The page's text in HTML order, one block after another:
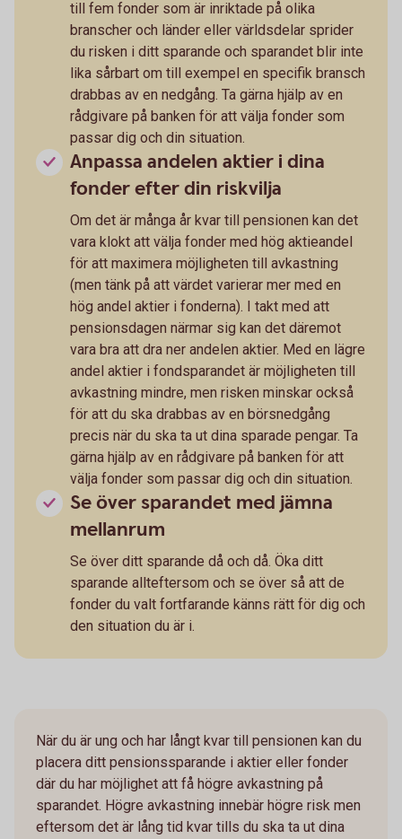
till fem fonder som är inriktade på olika
branscher och länder eller världsdelar sprider
du risken i ditt sparande och sparandet blir inte
lika sårbart om till exempel en specifik bransch
drabbas av en nedgång. Ta gärna hjälp av en
rådgivare på banken för att välja fonder som
passar dig och din situation.
Anpassa andelen aktier i dina
fonder efter din riskvilja
Om det är många år kvar till pensionen kan det
vara klokt att välja fonder med hög aktieandel
för att maximera möjligheten till avkastning
(men tänk på att värdet varierar mer med en
hög andel aktier i fonderna). I takt med att
pensionsdagen närmar sig kan det däremot
vara bra att dra ner andelen aktier. Med en lägre
andel aktier i fondsparandet är möjligheten till
avkastning mindre, men risken minskar också
för att du ska drabbas av en börsnedgång
precis när du ska ta ut dina sparade pengar. Ta
gärna hjälp av en rådgivare på banken för att
välja fonder som passar dig och din situation.
Se över sparandet med jämna
mellanrum
Se över ditt sparande då och då. Öka ditt
sparande allteftersom och se över så att de
fonder du valt fortfarande känns rätt för dig och
den situation du är i.
När du är ung och har långt kvar till pensionen kan du
placera ditt pensionssparande i aktier eller fonder
där du har möjlighet att få högre avkastning på
sparandet. Högre avkastning innebär högre risk men
eftersom det är lång tid kvar tills du ska ta ut dina